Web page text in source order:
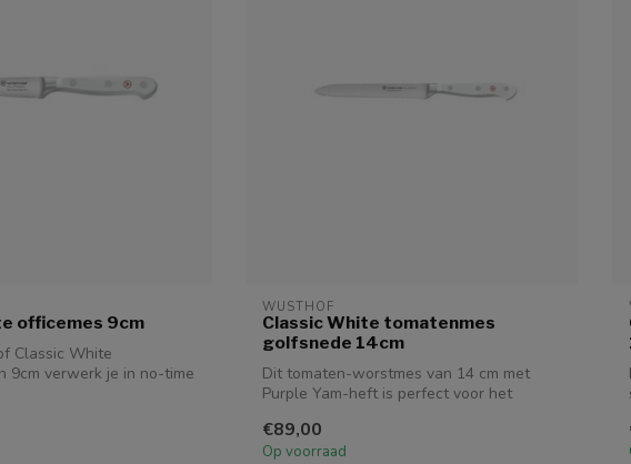
officemes 9cm
Classic White
9cm verwerk je in no-time
WUSTHOF
Classic White tomatenmes
golfsnede 14cm
Dit tomaten-worstmes van 14 cm met
Purple Yam-heft is perfect voor het
€89,00
Op voorraad